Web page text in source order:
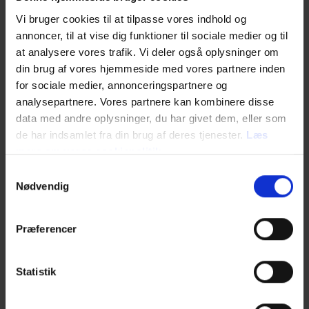
Vi bruger cookies til at tilpasse vores indhold og
annoncer, til at vise dig funktioner til sociale medier og til
at analysere vores trafik. Vi deler også oplysninger om
din brug af vores hjemmeside med vores partnere inden
for sociale medier, annonceringspartnere og
analysepartnere. Vores partnere kan kombinere disse
data med andre oplysninger, du har givet dem, eller som
de har indsamlet fra din brug af deres tjenester. Læs
mere om vores cookiepolitik
Nødvendig
Præferencer
Statistik
diskuterer eksperter og de unge selv, hvad der
kan være med til at øge den faglige trivsel.
Klokken 11.30 i Baghaven debatterer
kulturminister Jakob Engel-Schmidt med
skuespillerne Ghita Nørby og Kristoffer
Eriknauer, hvilken rolle kulturen spiller for
vores danske kulturarv.
Klokken 12 i Baghaven spørger Petra Nagel og
forfatter Maren Uthaug: ”Hvad skal vi bruge
og er ligestilling overhovedet muligt?
Euroman magten i skikkelse af kulturminister
Jakob Engel-Schmidt. Hvordan er det at være
at være et kulturelt menneske uden en